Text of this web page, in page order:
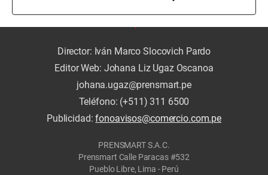
Director: Iván Marco Slocovich Pardo
Editor Web: Johana Liz Ugaz Oscanoa
johana.ugaz@prensmart.pe
Teléfono: (+511) 311 6500
Publicidad:fonoavisos@comercio.com.pe
PRENSMART S.A.C.
Prensmart Calle Paracas #532
Pueblo Libre, Lima - Perú